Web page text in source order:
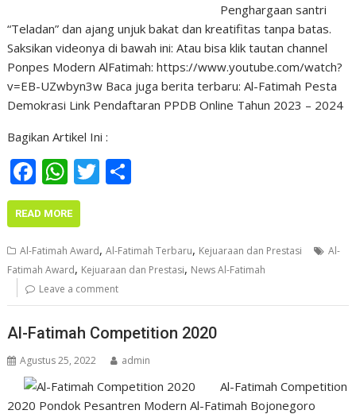
Penghargaan santri
“Teladan” dan ajang unjuk bakat dan kreatifitas tanpa batas.
Saksikan videonya di bawah ini: Atau bisa klik tautan channel
Ponpes Modern AlFatimah: https://www.youtube.com/watch?
v=EB-UZwbyn3w Baca juga berita terbaru: Al-Fatimah Pesta
Demokrasi Link Pendaftaran PPDB Online Tahun 2023 – 2024
Bagikan Artikel Ini :
F
ac
e
b
o
o
k
W
h
at
s
A
p
p
T
er e
READ MORE
Al-Fatimah Award,Al-Fatimah Terbaru, Kejuaraan dan Prestasi
Al-
Fatimah Award, Kejuaraan dan Prestasi, News Al-Fatimah
Leave a comment
Al-Fatimah Competition 2020
Agustus 25, 2022 admin
Al-Fatimah Competition
2020 Pondok Pesantren Modern Al-Fatimah Bojonegoro